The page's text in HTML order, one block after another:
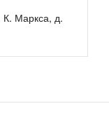
К. Маркса, д.